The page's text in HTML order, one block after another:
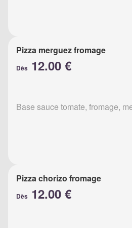
Pizza merguez fromage
Dès 12.00 €
Base sauce tomate, fromage,
Pizza chorizo fromage
Dès 12.00 €